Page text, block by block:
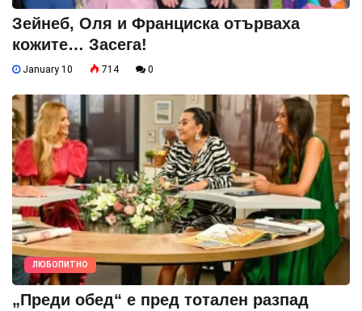
Зейнеб, Оля и Франциска отърваха
кожите… Засега!
January 10 714 0
ЛЮБОПИТНО
„Преди обед“ е пред тотален разпад